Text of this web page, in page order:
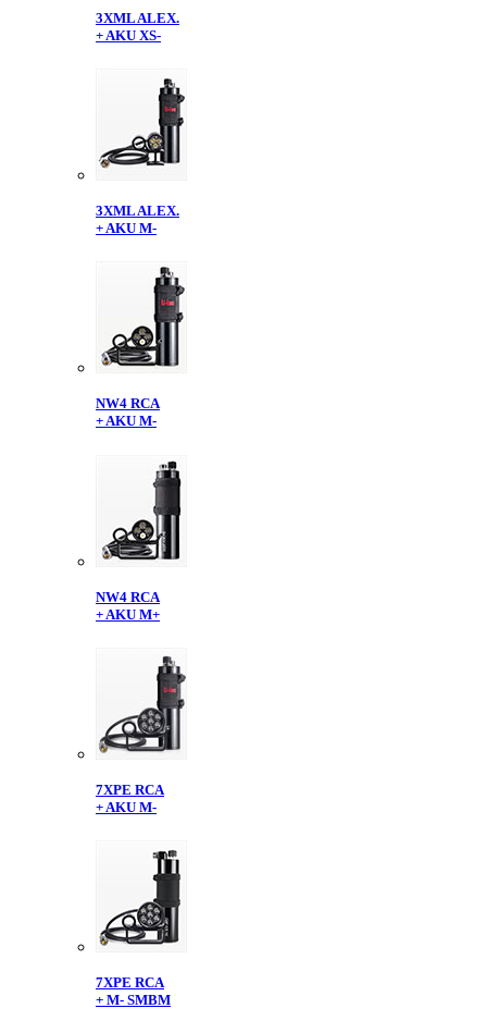
3XML ALEX.
+ AKU XS-
3XML ALEX.
+ AKU M-
NW4 RCA
+ AKU M-
NW4 RCA
+ AKU M+
7XPE RCA
+ AKU M-
7XPE RCA
+ M- SMBM